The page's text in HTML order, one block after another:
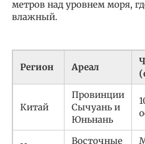
метров над уровнем моря,
влажный.
Регион Ареал
Китай
Провинции
Сычуань и
Юньнань
Восточные